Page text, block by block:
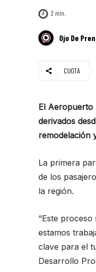
2 min.
Ojo De
CUOTA
El Aeropuerto
derivados
remodelación
La primera
de los
la región.
“Este
estamos
clave para el
Desarrollo